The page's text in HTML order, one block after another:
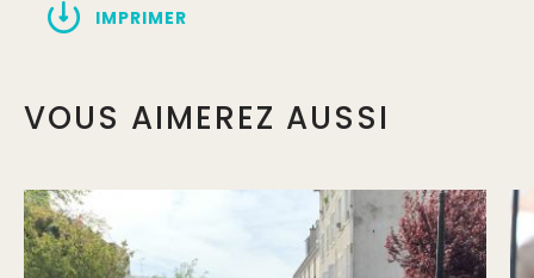
IMPRIMER
VOUS AIMEREZ AUSSI